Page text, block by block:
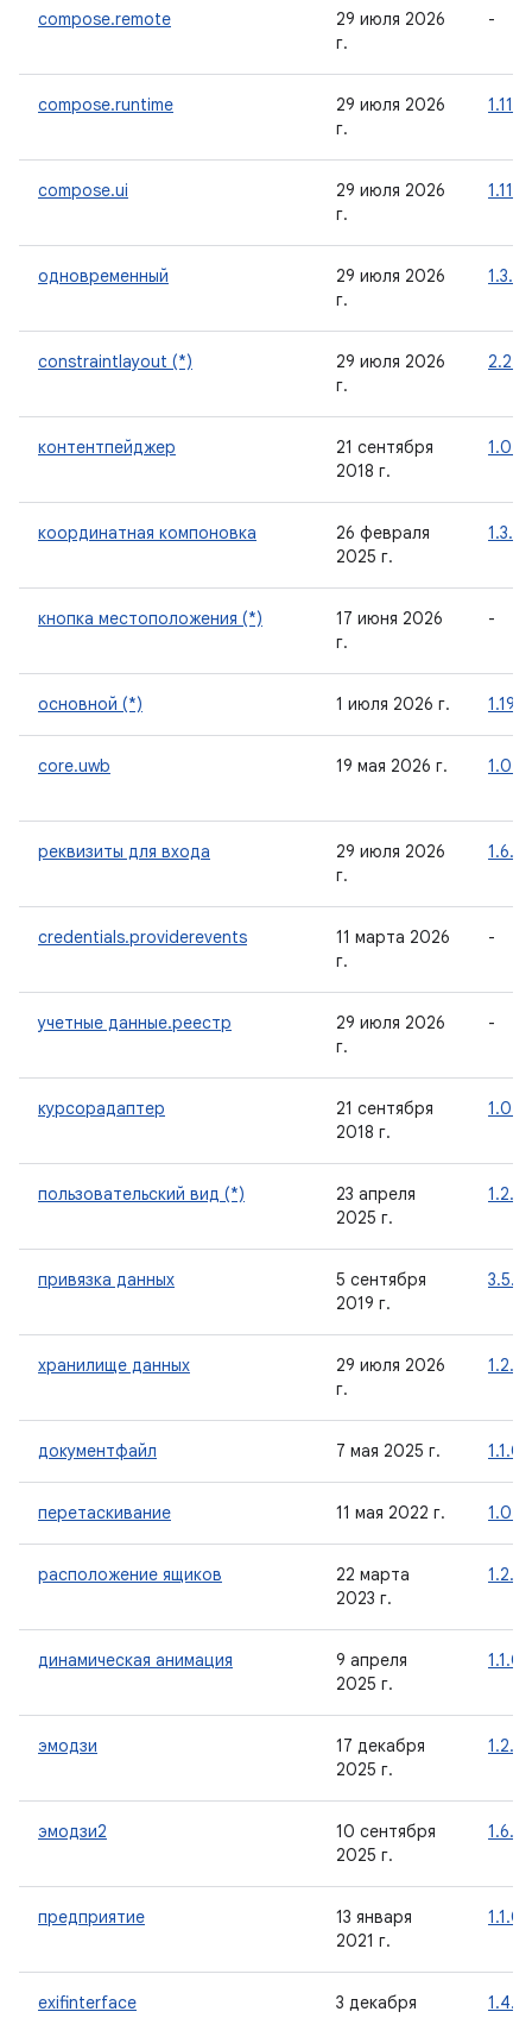
compose.remote
29 июля 2026
г.
-
compose.runtime
29 июля 2026
г.
1.11.4
compose.ui
29 июля 2026
г.
1.11.4
одновременный
29 июля 2026
г.
1.3.0
constraintlayout (*)
29 июля 2026
г.
2.2.2
контентпейджер
21 сентября
2018 г.
1.0.0
координатная компоновка
26 февраля
2025 г.
1.3.0
кнопка местоположения (*)
17 июня 2026
г.
-
основной (*) 1 июля 2026 г. 1.19.0
core.uwb 19 мая 2026 г. 1.0.0
реквизиты для входа
29 июля 2026
г.
1.6.0
credentials.providerevents
11 марта 2026
г.
-
учетные данные.реестр
29 июля 2026
г.
-
курсорадаптер
21 сентября
2018 г.
1.0.0
пользовательский вид (*)
23 апреля
2025 г.
1.2.0
привязка данных
5 сентября
2019 г.
3.5.0
хранилище данных
29 июля 2026
г.
1.2.1
документфайл 7 мая 2025 г. 1.1.0
перетаскивание 11 мая 2022 г. 1.0.0
расположение ящиков
22 марта
2023 г.
1.2.0
динамическая анимация
9 апреля
2025 г.
1.1.0
эмодзи
17 декабря
2025 г.
1.2.0
эмодзи2
10 сентября
2025 г.
1.6.0
предприятие
13 января
2021 г.
1.1.0
exifinterface
3 декабря
1.4.2